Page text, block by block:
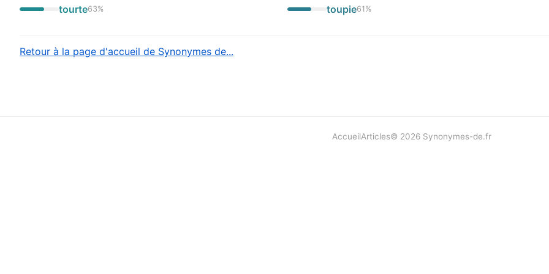
tourte63% toupie61 %
Retour à la page d'accueil de Synonymes de...
AccueilArticles© 2026 Synonymes-de.fr